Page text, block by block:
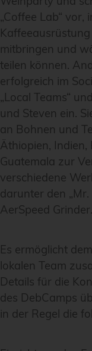
„Coffee Lab“ vor,
mitbringen und
teilen können.
erfolgreich im
„Local Teams“
und Steven ein.
an Bohnen und
Äthiopien, Indien,
Guatemala zur
verschiedene
darunter den
AerSpeed Grinder.
Es ermöglicht
lokalen Team
Details für die
des DebCamps
in der Regel die